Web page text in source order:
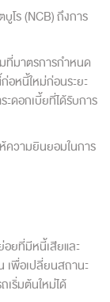
บูโร (NCB) ถึงการ
ที่มาตรการกำหนด
อหนี้ใหม่ก่อนระยะ
ะดอกเบี้ยที่ได้รับการ
ความยินยอมในการ
อยที่มีหนี้เสียและ
เพื่อเปลี่ยนสถานะ
ริ่มต้นใหม่ได้